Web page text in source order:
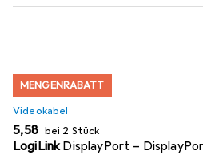
MENGENRABATT
Videokabel
EUR
5,58 bei 2 Stück
LogiLinkDisplayPort –